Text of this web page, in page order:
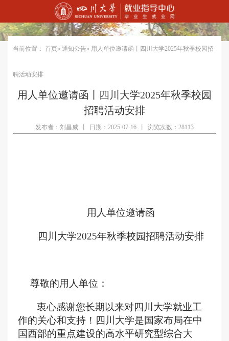
当前位置： 首页» 通知公告» 用人单位邀请函丨四川大学2025年秋季校园招
聘活动安排
用人单位邀请函丨四川大学2025年秋季校园
招聘活动安排
发布者：刘昌威 日期：2025-07-16 浏览次数：28113
用人单位邀请函
四川大学2025年秋季校园招聘活动安排
尊敬的用人单位：
衷心感谢您长期以来对四川大学就业工
作的关心和支持！四川大学是国家布局在中
国西部的重点建设的高水平研究型综合大